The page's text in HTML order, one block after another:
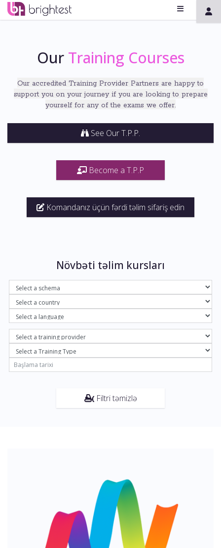
Our Training Courses
Our accredited Training Provider Partners are happy to
support you on your journey if you are looking to prepare
yourself for any of the exams we offer.
See Our T.P.P.
Become a T.P.P
Komandanız üçün fərdi təlim sifariş edin
Növbəti təlim kursları
Filtri təmizlə